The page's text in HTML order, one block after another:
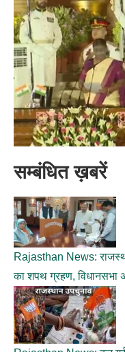
सम्बंधित ख़बरें
Rajasthan News:
का शपथ ग्रहण, विधानसभा